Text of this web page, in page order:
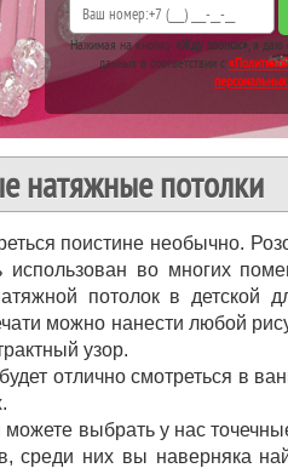
Нажимая на кнопку «Жду звонок», я даю
данных в соответствии с
натяжные потолки
поистине необычно.
использован во многих
потолок в детской
можно нанести любой
узор.
отлично смотреться в
выбрать у нас
среди них вы наверняка